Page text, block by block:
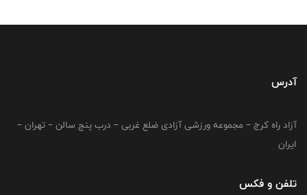
آدرس
آزاد راه کرج – مجموعه ورزشی آزادی ضلع غربی – درب پنج سالن – تهران –
ایران
تلفن و فکس